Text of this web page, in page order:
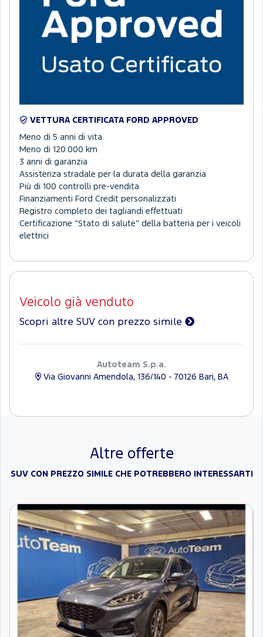
VETTURA CERTIFICATA FORD APPROVED
Meno di 5 anni di vita
Meno di 120.000 km
3 anni di garanzia
Assistenza stradale per la durata della garanzia
Più di 100 controlli pre-vendita
Finanziamenti Ford Credit personalizzati
Registro completo dei tagliandi effettuati
Certificazione “Stato di salute” della batteria per i veicoli
elettrici
Veicolo già venduto
Scopri altre SUV con prezzo simile
Autoteam S.p.a.
Via Giovanni Amendola, 136/140 - 70126 Bari, BA
Altre offerte
SUV CON PREZZO SIMILE CHE POTREBBERO INTERESSARTI